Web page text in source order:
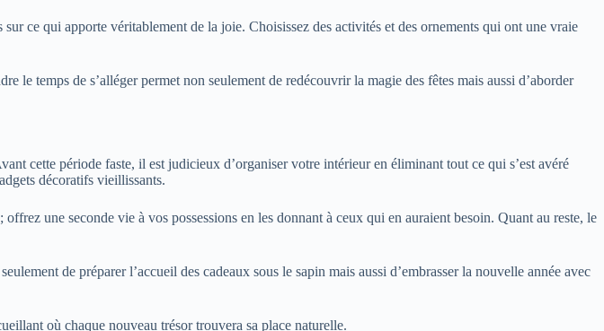
ce qui apporte véritablement de la joie. Choisissez des activités et des ornements qui ont une vraie
le temps de s’alléger permet non seulement de redécouvrir la magie des fêtes mais aussi d’aborder
cette période faste, il est judicieux d’organiser votre intérieur en éliminant tout ce qui s’est avéré
décoratifs vieillissants.
une seconde vie à vos possessions en les donnant à ceux qui en auraient besoin. Quant au reste, le
de préparer l’accueil des cadeaux sous le sapin mais aussi d’embrasser la nouvelle année avec
où chaque nouveau trésor trouvera sa place naturelle.